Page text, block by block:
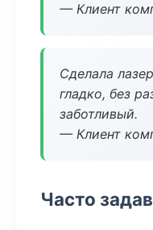
— Клиент
Сделала
гладко, без
заботливый.
— Клиент
Часто